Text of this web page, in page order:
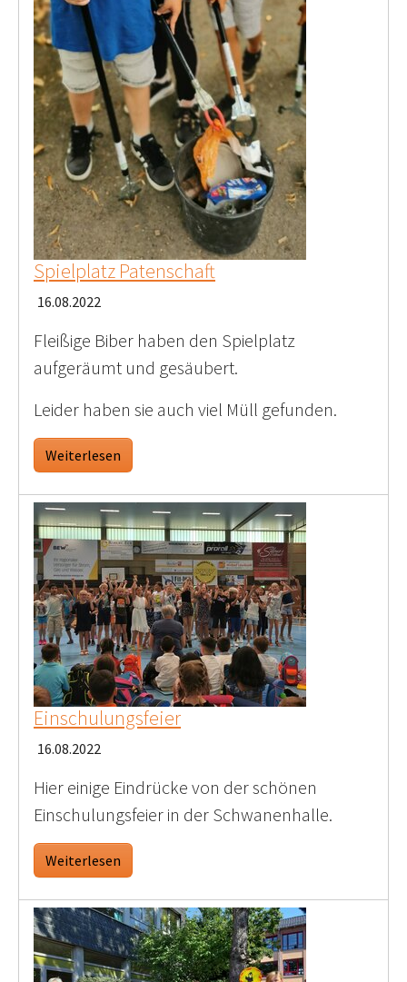
Spielplatz Patenschaft
16.08.2022
Fleißige Biber haben den Spielplatz
aufgeräumt und gesäubert.
Leider haben sie auch viel Müll gefunden.
Weiterlesen
Einschulungsfeier
16.08.2022
Hier einige Eindrücke von der schönen
Einschulungsfeier in der Schwanenhalle.
Weiterlesen